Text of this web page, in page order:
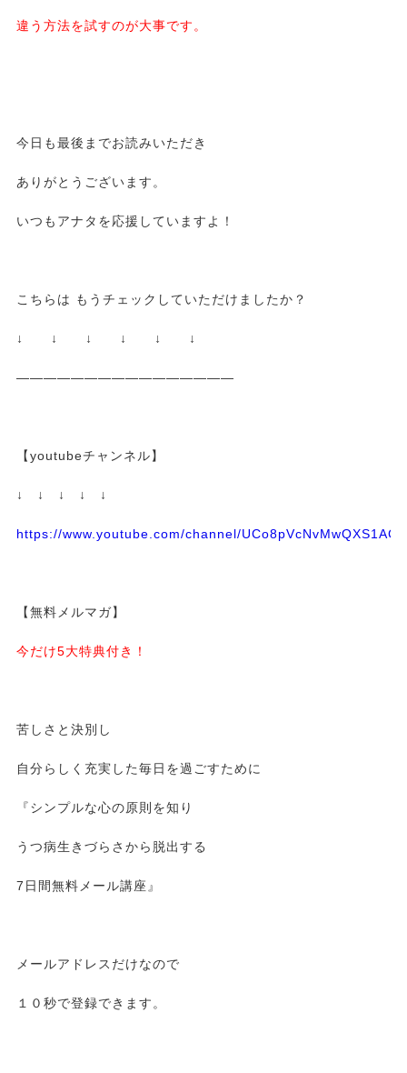
違う方法を試すのが大事です。
今日も最後までお読みいただき
ありがとうございます。
いつもアナタを応援していますよ！
こちらは もうチェックしていただけましたか？
↓ ↓ ↓ ↓ ↓ ↓
————————————————
【youtubeチャンネル】
↓ ↓ ↓ ↓ ↓
https://www.youtube.com/channel/
【無料メルマガ】
今だけ5大特典付き！
苦しさと決別し
自分らしく充実した毎日を過ごすために
『シンプルな心の原則を知り
うつ病生きづらさから脱出する
7日間無料メール講座』
メールアドレスだけなので
１０秒で登録できます。